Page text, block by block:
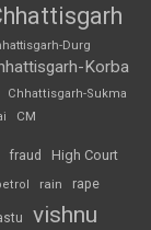
Durg
Korba
Chhattisgarh-Sukma
CM
fraud High Court
rain rape
vishnu